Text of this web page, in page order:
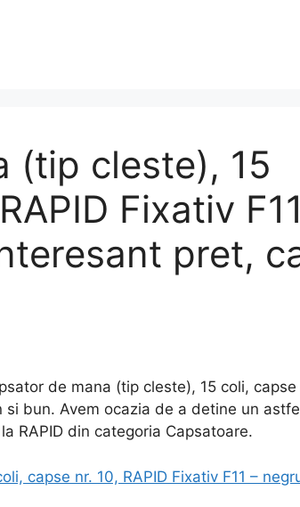
(tip cleste), 15
Fixativ
pret,
de mana (tip cleste), 15 coli, capse
si bun. Avem ocazia de a detine un
RAPID din categoria Capsatoare.
capse nr. 10, RAPID Fixativ F11 –